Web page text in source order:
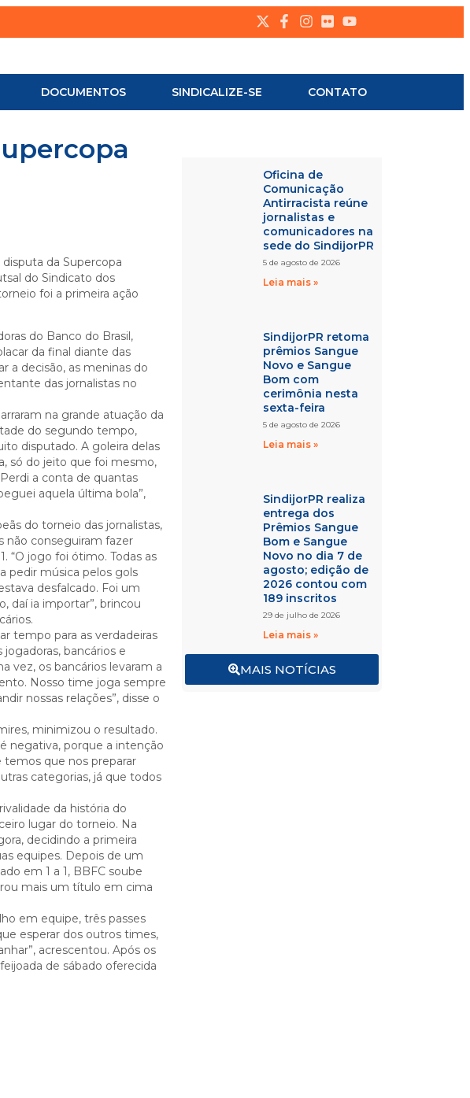
DOCUMENTOS SINDICALIZE-SE CONTATO
da Supercopa
do Sindicato dos
foi a primeira ação
do Banco do Brasil,
da final diante das
a decisão, as meninas do
das jornalistas no
na grande atuação da
do segundo tempo,
disputado. A goleira delas
só do jeito que foi mesmo,
a conta de quantas
aquela última bola”,
do torneio das jornalistas,
não conseguiram fazer
“O jogo foi ótimo. Todas as
pedir música pelos gols
desfalcado. Foi um
daí ia importar”, brincou
tempo para as verdadeiras
bancários e
vez, os bancários levaram a
Nosso time joga sempre
nossas relações”, disse o
minimizou o resultado.
negativa, porque a intenção
temos que nos preparar
categorias, já que todos
da história do
lugar do torneio. Na
decidindo a primeira
equipes. Depois de um
em 1 a 1, BBFC soube
mais um título em cima
em equipe, três passes
esperar dos outros times,
acrescentou. Após os
de sábado oferecida
Oficina de
Comunicação
Antirracista reúne
jornalistas e
comunicadores na
sede do SindijorPR
5 de agosto de 2026
Leia mais »
SindijorPR retoma
prêmios Sangue
Novo e Sangue
Bom com
cerimônia nesta
sexta-feira
5 de agosto de 2026
Leia mais »
SindijorPR realiza
entrega dos
Prêmios Sangue
Bom e Sangue
Novo no dia 7 de
agosto; edição de
2026 contou com
189 inscritos
29 de julho de 2026
Leia mais »
MAIS NOTÍCIAS